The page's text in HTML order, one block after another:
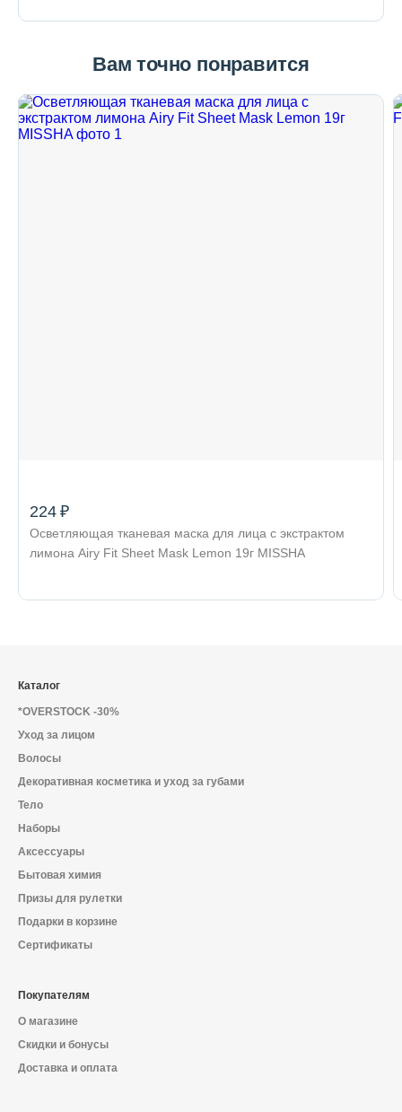
Вам точно понравится
224 ₽
Осветляющая тканевая маска для лица с экстрактом
лимона Airy Fit Sheet Mask Lemon 19г MISSHA
Каталог
*OVERSTOCK -30%
Уход за лицом
Волосы
Декоративная косметика и уход за губами
Тело
Наборы
Аксессуары
Бытовая химия
Призы для рулетки
Подарки в корзине
Сертификаты
Покупателям
О магазине
Скидки и бонусы
Доставка и оплата